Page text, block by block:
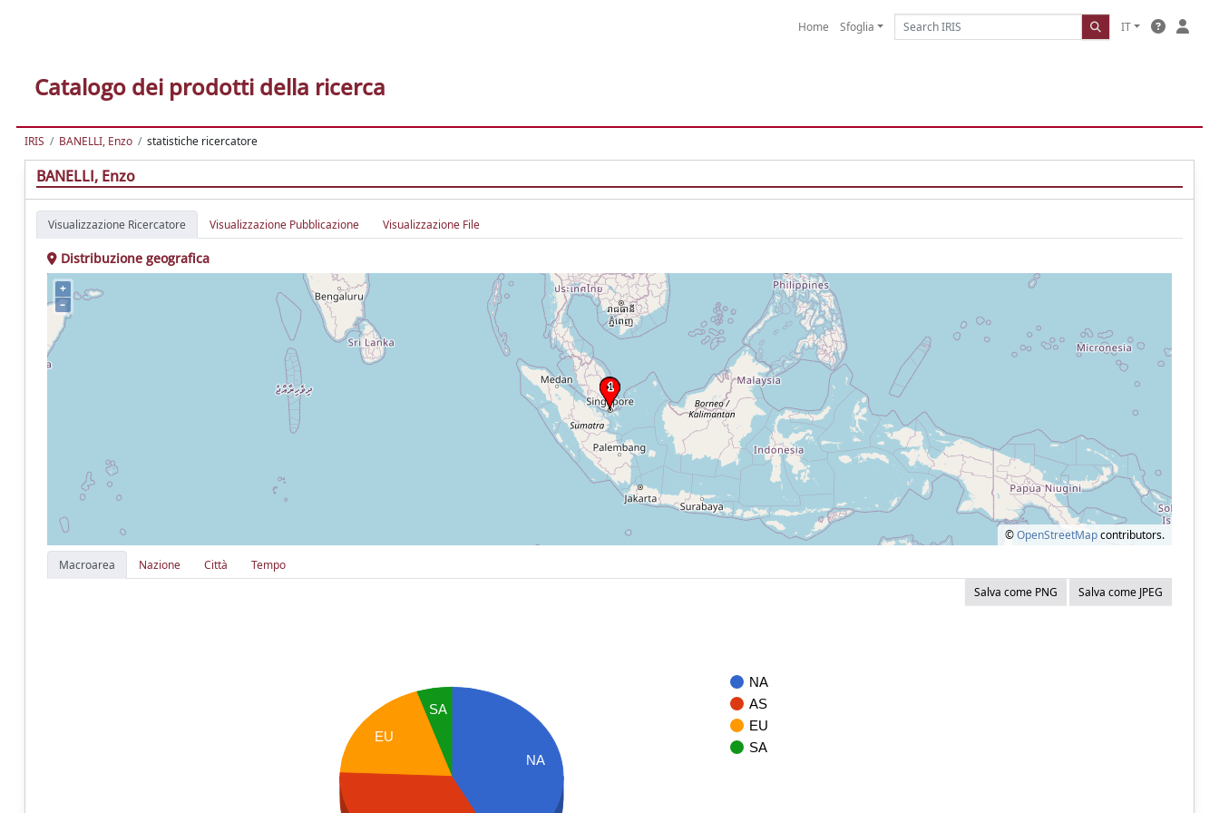
Home Sfoglia IT
Catalogo dei prodotti della ricerca
IRIS BANELLI, Enzo statistiche ricercatore
BANELLI, Enzo
Visualizzazione Ricercatore Visualizzazione Pubblicazione Visualizzazione File
Distribuzione geografica
+
–
©OpenStreetMapcontributors.
Macroarea
Nazione Città
Tempo
Salva come PNG
Salva come JPEG
NA
AS
EU
SA
NA
SA
EU